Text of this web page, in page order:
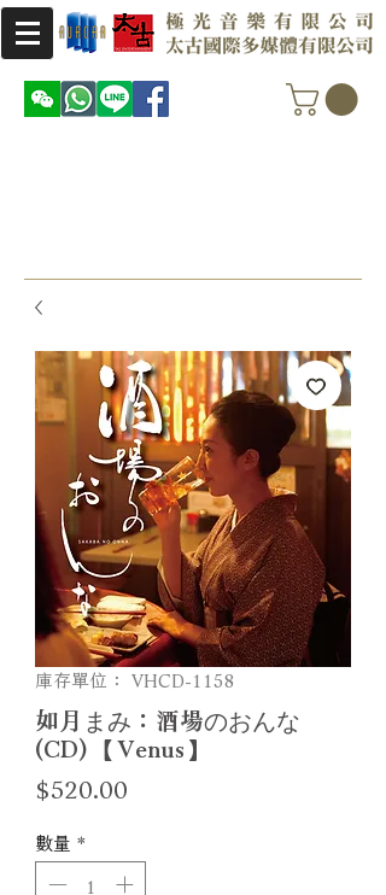
庫存單位： VHCD-1158
如月まみ：酒場のおんな
(CD) 【Venus】
$520.00
數量 *